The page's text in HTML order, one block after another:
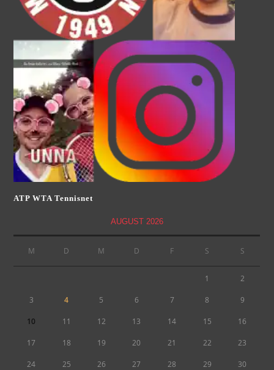
ATP WTA Tennisnet
AUGUST 2026
M D M D F S S
1 2
3 4 5 6 7 8 9
10 11 12 13 14 15 16
17 18 19 20 21 22 23
24 25 26 27 28 29 30